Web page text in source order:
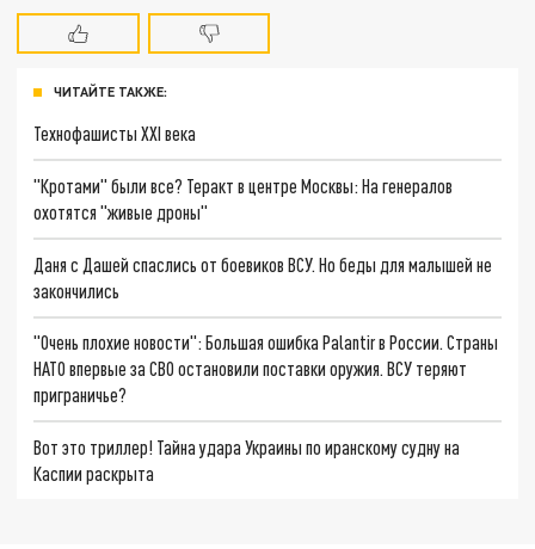
ЧИТАЙТЕ ТАКЖЕ:
Технофашисты XXI века
"Кротами" были все? Теракт в центре Москвы: На генералов
охотятся "живые дроны"
Даня с Дашей спаслись от боевиков ВСУ. Но беды для малышей не
закончились
"Очень плохие новости": Большая ошибка Palantir в России. Страны
НАТО впервые за СВО остановили поставки оружия. ВСУ теряют
приграничье?
Вот это триллер! Тайна удара Украины по иранскому судну на
Каспии раскрыта